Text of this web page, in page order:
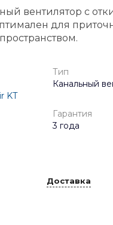
вентилятор с
для
KT
Тип
Канальный
Гарантия
3 года
Доставка